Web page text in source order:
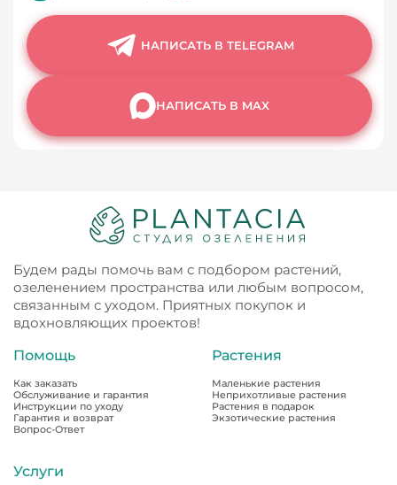
НАПИСАТЬ В TELEGRAM
НАПИСАТЬ В MAX
Будем рады помочь вам с подбором растений,
озеленением пространства или любым вопросом,
связанным с уходом. Приятных покупок и
вдохновляющих проектов!
Помощь
Как заказать
Обслуживание и гарантия
Инструкции по уходу
Гарантия и возврат
Вопрос-Ответ
Растения
Маленькие растения
Неприхотливые растения
Растения в подарок
Экзотические растения
Услуги